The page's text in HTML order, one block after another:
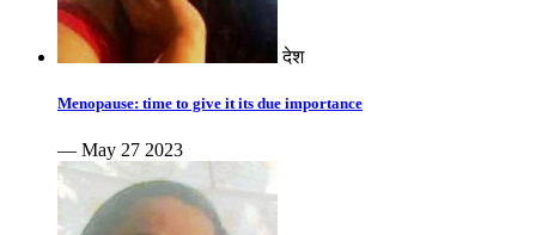
देश
Menopause: time to give it its due importance
— May 27 2023